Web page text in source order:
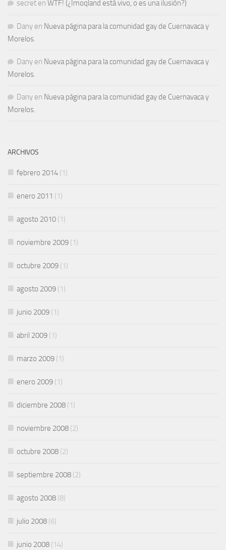
secret en WTF! (¿Imoqland está vivo, o es una ilusión?)
Dany en Nueva página para la comunidad gay de Cuernavaca y
Morelos.
Dany en Nueva página para la comunidad gay de Cuernavaca y
Morelos.
Dany en Nueva página para la comunidad gay de Cuernavaca y
Morelos.
ARCHIVOS
febrero 2014 (1)
enero 2011 (1)
agosto 2010 (1)
noviembre 2009 (1)
octubre 2009 (1)
agosto 2009 (1)
junio 2009 (1)
abril 2009 (1)
marzo 2009 (1)
enero 2009 (1)
diciembre 2008 (1)
noviembre 2008 (2)
octubre 2008 (2)
septiembre 2008 (2)
agosto 2008 (8)
julio 2008 (6)
junio 2008 (14)